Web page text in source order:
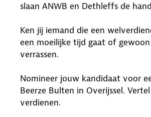
slaan ANWB en Dethleffs de
Ken jij iemand die een
een moeilijke tijd gaat of
verrassen.
Nomineer jouw kandidaat voor
Beerze Bulten in Overijssel.
verdienen.